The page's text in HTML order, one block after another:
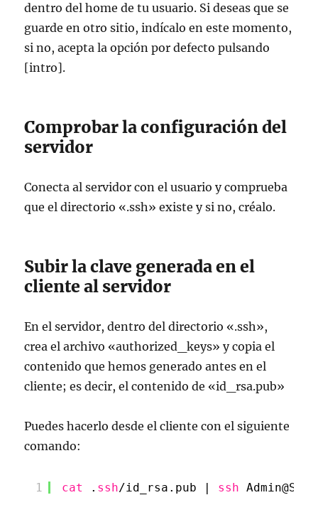
dentro del home de tu usuario. Si deseas que se
guarde en otro sitio, indícalo en este momento,
si no, acepta la opción por defecto pulsando
[intro].
Comprobar la configuración del
servidor
Conecta al servidor con el usuario y comprueba
que el directorio «.ssh» existe y si no, créalo.
Subir la clave generada en el
cliente al servidor
En el servidor, dentro del directorio «.ssh»,
crea el archivo «authorized_keys» y copia el
contenido que hemos generado antes en el
cliente; es decir, el contenido de «id_rsa.pub»
Puedes hacerlo desde el cliente con el siguiente
comando:
1 cat . ssh/id_rsa .pub | ssh